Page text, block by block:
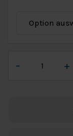
–
Jersey
+